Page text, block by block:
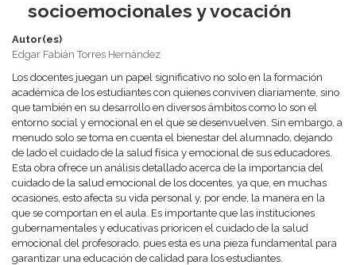
socioemocionales y vocación
Autor(es)
Edgar Fabián Torres Hernández
Los docentes juegan un papel significativo no solo en la formación
académica de los estudiantes con quienes conviven diariamente, sino
que también en su desarrollo en diversos ámbitos como lo son el
entorno social y emocional en el que se desenvuelven. Sin embargo, a
menudo solo se toma en cuenta el bienestar del alumnado, dejando
de lado el cuidado de la salud física y emocional de sus educadores.
Esta obra ofrece un análisis detallado acerca de la importancia del
cuidado de la salud emocional de los docentes, ya que, en muchas
ocasiones, esto afecta su vida personal y, por ende, la manera en la
que se comportan en el aula. Es importante que las instituciones
gubernamentales y educativas prioricen el cuidado de la salud
emocional del profesorado, pues esta es una pieza fundamental para
garantizar una educación de calidad para los estudiantes.